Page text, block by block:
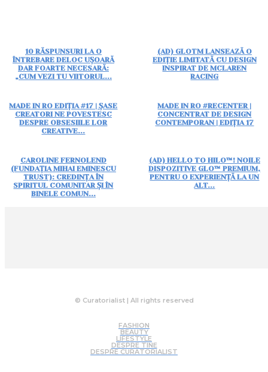
10 RĂSPUNSURI LA O
ÎNTREBARE DELOC UȘOARĂ
DAR FOARTE NECESARĂ:
„CUM VEZI TU VIITORUL...
(AD) GLOTM LANSEAZĂ O
EDIȚIE LIMITATĂ CU DESIGN
INSPIRAT DE MCLAREN
RACING
MADE IN RO EDIȚIA #17 | ȘASE
CREATORI NE POVESTESC
DESPRE OBSESIILE LOR
CREATIVE...
MADE IN RO #RECENTER |
CONCENTRAT DE DESIGN
CONTEMPORAN | EDIȚIA 17
CAROLINE FERNOLEND
(FUNDAȚIA MIHAI EMINESCU
TRUST): CREDINȚA ÎN
SPIRITUL COMUNITAR ȘI ÎN
BINELE COMUN...
(AD) HELLO TO HILO™! NOILE
DISPOZITIVE GLO™ PREMIUM,
PENTRU O EXPERIENȚĂ LA UN
ALT...
© Curatorialist | All rights reserved
FASHION
BEAUTY
LIFESTYLE
DESPRE TINE
DESPRE CURATORIALIST